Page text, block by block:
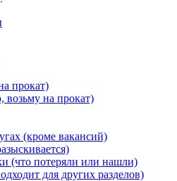
прокат)
возьму на прокат)
(кроме вакансий)
(что потеряли или нашли)
для других разделов)